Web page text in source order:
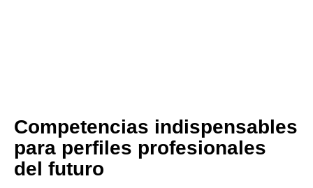
Competencias indispensables
para perfiles profesionales
del futuro